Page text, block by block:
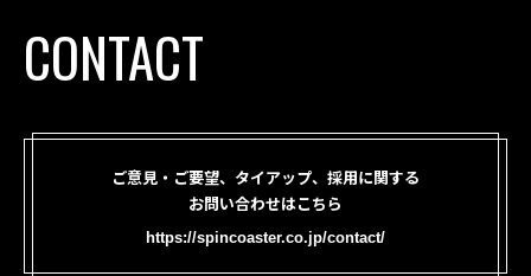
CONTACT
ご意見・ご要望、タイアップ、採用に関する
お問い合わせはこちら
https://spincoaster.co.jp/contact/